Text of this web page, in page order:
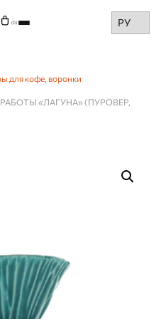
Choose
a
(0)
для кофе, воронки
«ЛАГУНА» (ПУРОВЕР,